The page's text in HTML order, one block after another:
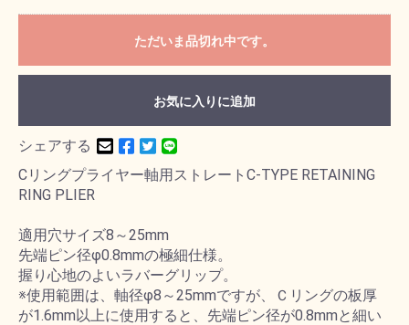
ただいま品切れ中です。
お気に入りに追加
シェアする
Cリングプライヤー軸用ストレートC-TYPE RETAINING
RING PLIER
適用穴サイズ8～25mm
先端ピン径φ0.8mmの極細仕様。
握り心地のよいラバーグリップ。
※使用範囲は、軸径φ8～25mmですが、Ｃリングの板厚
が1.6mm以上に使用すると、先端ピン径が0.8mmと細い